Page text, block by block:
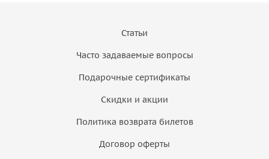
Статьи
Часто задаваемые вопросы
Подарочные сертификаты
Скидки и акции
Политика возврата билетов
Договор оферты